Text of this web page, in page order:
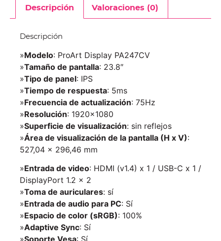
Descripción Valoraciones (0)
Descripción
»Modelo: ProArt Display PA247CV
»Tamaño de pantalla: 23.8″
»Tipo de panel: IPS
»Tiempo de respuesta: 5ms
»Frecuencia de actualización: 75Hz
»Resolución: 1920×1080
»Superficie de visualización: sin reflejos
»Área de visualización de la pantalla (H x V):
527,04 x 296,46 mm
»Entrada de video: HDMI (v1.4) x 1 / USB-C x 1 /
DisplayPort 1.2 x 2
»Toma de auriculares: sí
»Entrada de audio para PC: Sí
»Espacio de color (sRGB): 100%
»Adaptive Sync: Sí